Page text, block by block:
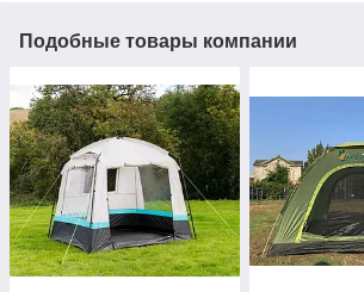
Подобные товары компании